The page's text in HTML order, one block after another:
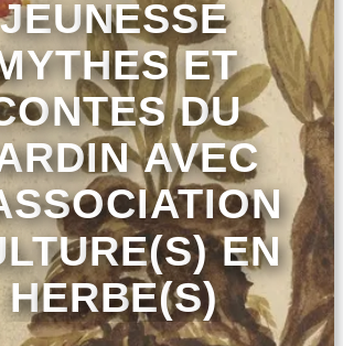
JEUNESSE
ET
DU
AVEC
EN
HERBE(S)